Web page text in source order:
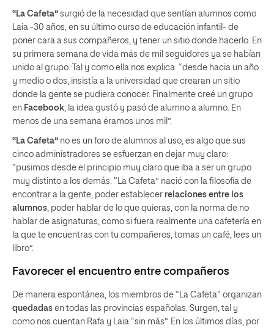
“La Cafeta” surgió de la necesidad que sentían alumnos como
Laia -30 años, en su último curso de educación infantil- de
poner cara a sus compañeros, y tener un sitio donde hacerlo. En
su primera semana de vida más de mil seguidores ya se habían
unido al grupo. Tal y como ella nos explica: “desde hacia un año
y medio o dos, insistía a la universidad que crearan un sitio
donde la gente se pudiera conocer. Finalmente creé un grupo
en Facebook, la idea gustó y pasó de alumno a alumno. En
menos de una semana éramos unos mil”.
“La Cafeta” no es un foro de alumnos al uso, es algo que sus
cinco administradores se esfuerzan en dejar muy claro:
“pusimos desde el principio muy claro que iba a ser un grupo
muy distinto a los demás. “La Cafeta” nació con la filosofía de
encontrar a la gente, poder establecer relaciones entre los
alumnos, poder hablar de lo que quieras, con la norma de no
hablar de asignaturas, como si fuera realmente una cafetería en
la que te encuentras con tu compañeros, tomas un café, lees un
libro”.
Favorecer el encuentro entre compañeros
De manera espontánea, los miembros de “La Cafeta” organizan
quedadas en todas las provincias españolas. Surgen, tal y
como nos cuentan Rafa y Laia “sin más”. En los últimos días, por